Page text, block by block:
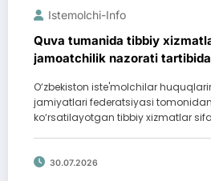
Istemolchi-Info
Quva tumanida tibbiy
jamoatchilik nazorati tartibida
O‘zbekiston iste'molchilar
jamiyatlari federatsiyasi
ko‘rsatilayotgan tibbiy xizmatlar
30.07.2026